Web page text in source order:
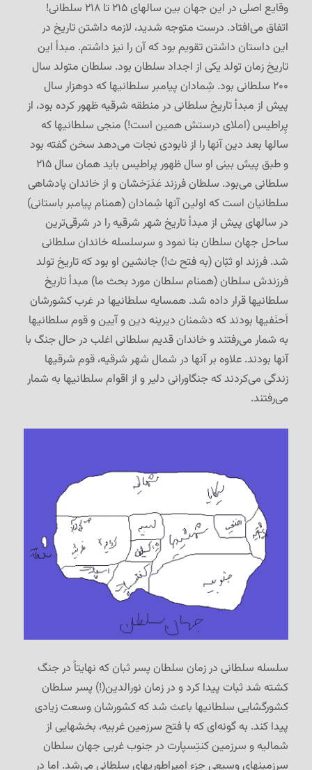
وقایع اصلی در این جهان بین سالهای ۲۱۵ تا ۲۱۸ سلطانی!
اتفاق می‌افتاد. درست متوجه شدید، لازمه داشتن تاریخ در
این داستان داشتن تقویم بود که آن را نیز داشتم. مبدأ این
تاریخ زمان تولد یکی از اجداد سلطان بود. سلطان متولد سال
۲۰۰ سلطانی بود. شِمادان پیامبر سلطانیها که دوهزار سال
پیش از مبدأ تاریخ سلطانی در منطقه شرقیه ظهور کرده بود، از
پِراطیس (املای درستش همین است!) منجی سلطانیها که
سالها بعد دین آنها را از نابودی نجات می‌دهد سخن گفته بود
و طبق پیش بینی او سال ظهور پراطیس باید همان سال ۲۱۵
سلطانی می‌بود. سلطان فرزند عَدَرَخشان و از خاندان پادشاهی
سلطانیان است که اولین آنها شِمادان (همنام پیامبر باستانی)
در سالهای پیش از مبدأ تاریخ شهر شرقیه را در شرقی‌ترین
ساحل جهان سلطان بنا نمود و سرسلسله خاندان سلطانی
شد. فرزند او ثبّان (به فتح ث!) جانشین او بود که تاریخ تولد
فرزندش سلطان (همنام سلطان مورد بحث ما) مبدأ تاریخ
سلطانیها قرار داده شد. همسایه سلطانیها در غرب کشورشان
اَحنَفیها بودند که دشمنان دیرینه دین و آیین و قوم سلطانیها
به شمار می‌رفتند و خاندان قدیم سلطانی اغلب در حال جنگ با
آنها بودند. علاوه بر آنها در شمال شهر شرقیه، قوم شرقیها
زندگی می‌کردند که جنگاورانی دلیر و از اقوام سلطانیها به شمار
می‌رفتند.
سلسله سلطانی در زمان سلطان پسر ثبان که نهایتاً در جنگ
کشته شد ثبات پیدا کرد و در زمان نورالدین(!) پسر سلطان
کشورگشایی سلطانیها باعث شد که کشورشان وسعت زیادی
پیدا کند. به گونه‌ای که با فتح سرزمین غربیه، بخشهایی از
شمالیه و سرزمین کنتِسپارت در جنوب غربی جهان سلطان
سرزمینهای وسیعی جزء امپراطوریهای سلطانی می‌شد. اما در